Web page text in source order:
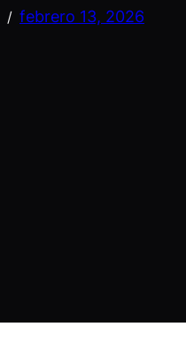
/ febrero 13, 2026